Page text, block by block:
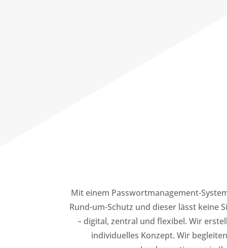
Mit einem Passwortmanagement-
Rund-um-Schutz und dieser lässt keine
– digital, zentral und flexibel. Wir
individuelles Konzept. Wir